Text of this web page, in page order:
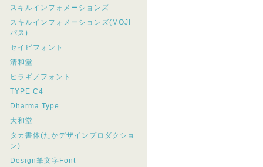
スキルインフォメーションズ
スキルインフォメーションズ(MOJI
パス)
セイビフォント
清和堂
ヒラギノフォント
TYPE C4
Dharma Type
大和堂
タカ書体(たかデザインプロダクショ
ン)
Design筆文字Font